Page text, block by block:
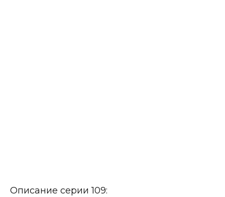
Описание серии 109: